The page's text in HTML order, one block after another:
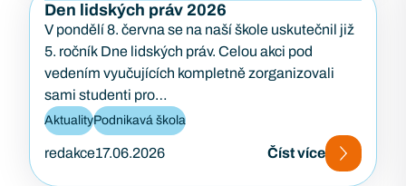
Den lidských práv 2026
V pondělí 8. června se na naší škole uskutečnil již
5. ročník Dne lidských práv. Celou akci pod
vedením vyučujících kompletně zorganizovali
sami studenti pro…
AktualityPodnikavá škola
redakce17.06.2026 Číst více